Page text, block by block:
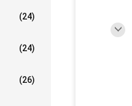
(24)
(24)
(26)